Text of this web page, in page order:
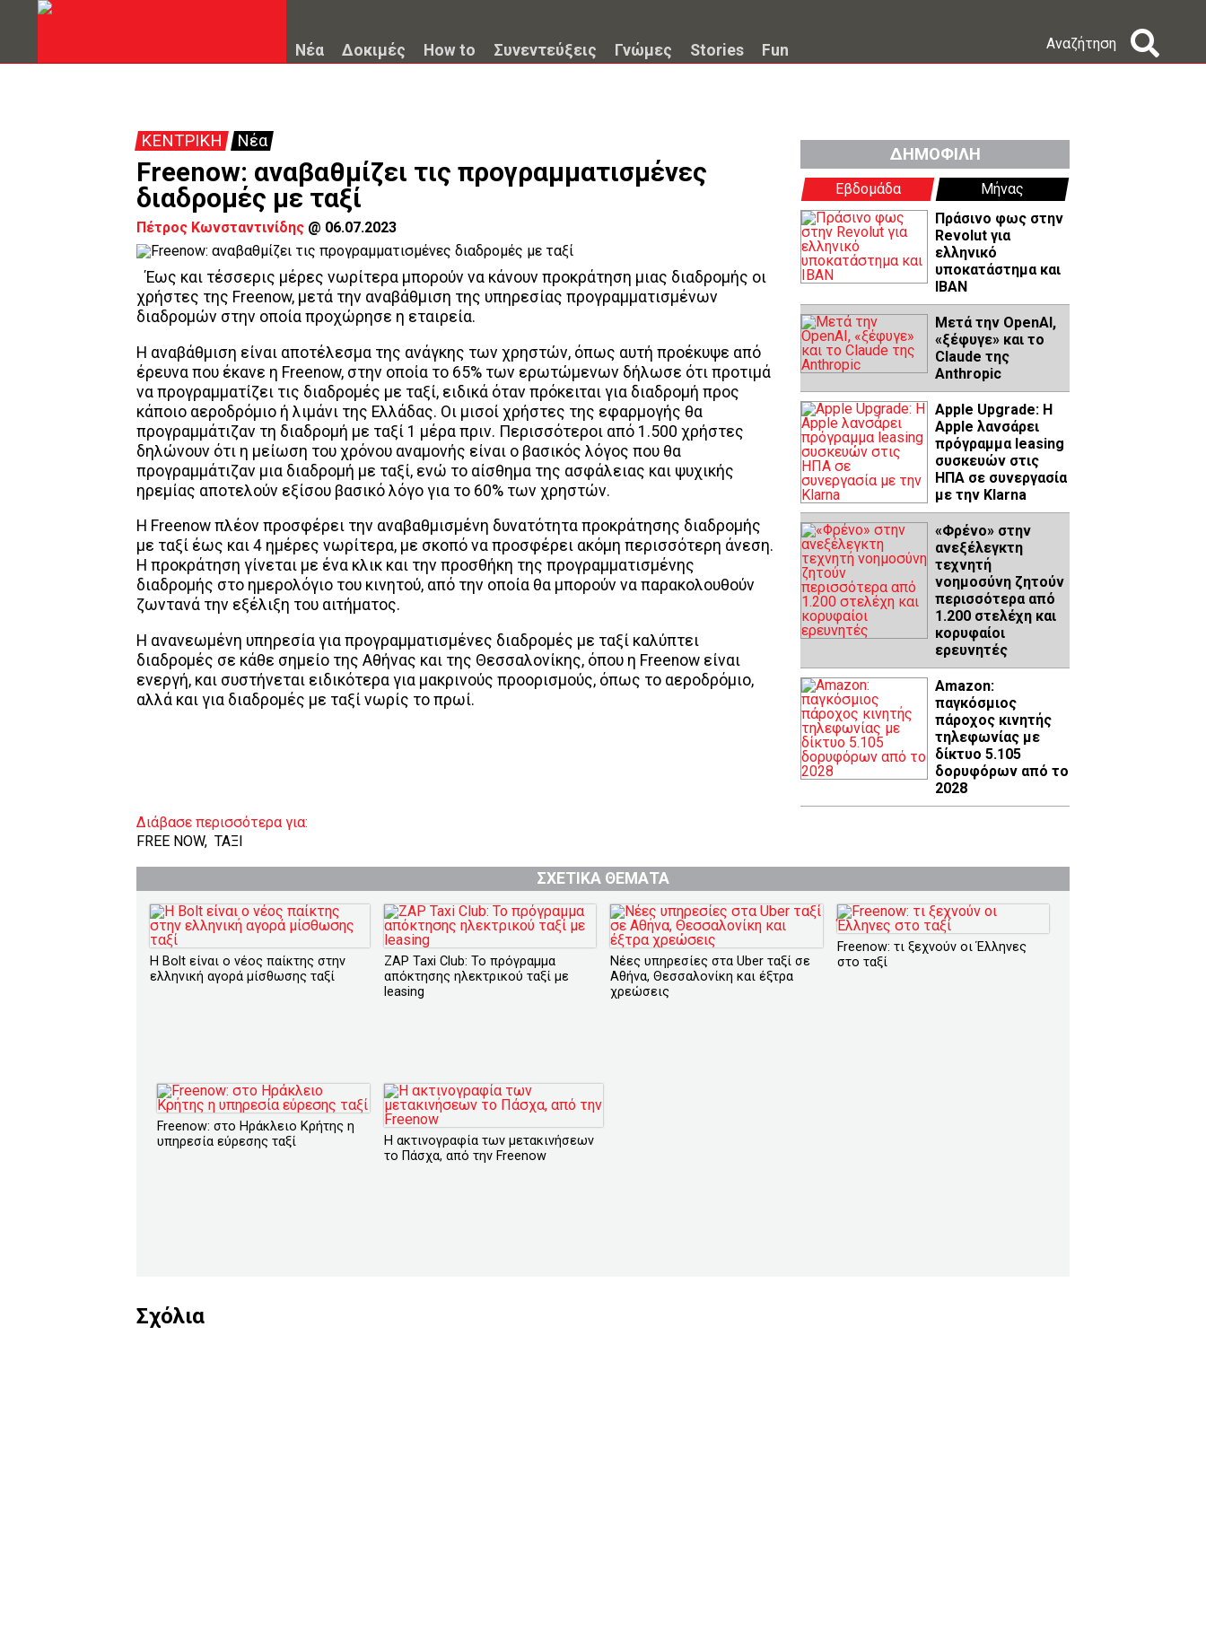
Νέα Δοκιμές How to Συνεντεύξεις Γνώμες Stories Fun Αναζήτηση
ΚΕΝΤΡΙΚΗ Νέα
Freenow: αναβαθμίζει τις προγραμματισμένες
διαδρομές με ταξί
Πέτρος Κωνσταντινίδης @ 06.07.2023
Έως και τέσσερις μέρες νωρίτερα μπορούν να κάνουν προκράτηση μιας διαδρομής οι
χρήστες της Freenow, μετά την αναβάθμιση της υπηρεσίας προγραμματισμένων
διαδρομών στην οποία προχώρησε η εταιρεία.
Η αναβάθμιση είναι αποτέλεσμα της ανάγκης των χρηστών, όπως αυτή προέκυψε από
έρευνα που έκανε η Freenow, στην οποία το 65% των ερωτώμενων δήλωσε ότι προτιμά
να προγραμματίζει τις διαδρομές με ταξί, ειδικά όταν πρόκειται για διαδρομή προς
κάποιο αεροδρόμιο ή λιμάνι της Ελλάδας. Οι μισοί χρήστες της εφαρμογής θα
προγραμμάτιζαν τη διαδρομή με ταξί 1 μέρα πριν. Περισσότεροι από 1.500 χρήστες
δηλώνουν ότι η μείωση του χρόνου αναμονής είναι ο βασικός λόγος που θα
προγραμμάτιζαν μια διαδρομή με ταξί, ενώ το αίσθημα της ασφάλειας και ψυχικής
ηρεμίας αποτελούν εξίσου βασικό λόγο για το 60% των χρηστών.
Η Freenow πλέον προσφέρει την αναβαθμισμένη δυνατότητα προκράτησης διαδρομής
με ταξί έως και 4 ημέρες νωρίτερα, με σκοπό να προσφέρει ακόμη περισσότερη άνεση.
H προκράτηση γίνεται με ένα κλικ και την προσθήκη της προγραμματισμένης
διαδρομής στο ημερολόγιο του κινητού, από την οποία θα μπορούν να παρακολουθούν
ζωντανά την εξέλιξη του αιτήματος.
Η ανανεωμένη υπηρεσία για προγραμματισμένες διαδρομές με ταξί καλύπτει
διαδρομές σε κάθε σημείο της Αθήνας και της Θεσσαλονίκης, όπου η Freenow είναι
ενεργή, και συστήνεται ειδικότερα για μακρινούς προορισμούς, όπως το αεροδρόμιο,
αλλά και για διαδρομές με ταξί νωρίς το πρωί.
ΔΗΜΟΦΙΛΗ
Εβδομάδα
Μήνας
Πράσινο φως στην
Revolut για
ελληνικό
υποκατάστημα και
IBAN
Μετά την OpenAI,
«ξέφυγε» και το
Claude της
Anthropic
Apple Upgrade: Η
Apple λανσάρει
πρόγραμμα leasing
συσκευών στις
ΗΠΑ σε συνεργασία
με την Klarna
«Φρένο» στην
ανεξέλεγκτη
τεχνητή
νοημοσύνη ζητούν
περισσότερα από
1.200 στελέχη και
κορυφαίοι
ερευνητές
Amazon:
παγκόσμιος
πάροχος κινητής
τηλεφωνίας με
δίκτυο 5.105
δορυφόρων από το
2028
Διάβασε περισσότερα για:
FREE NOW, ΤΑΞΙ
ΣΧΕΤΙΚΑ ΘΕΜΑΤΑ
Η Bolt είναι o νέος παίκτης στην
ελληνική αγορά μίσθωσης ταξί
ZAP Taxi Club: Το πρόγραμμα
απόκτησης ηλεκτρικού ταξί με
leasing
Νέες υπηρεσίες στα Uber ταξί σε
Αθήνα, Θεσσαλονίκη και έξτρα
χρεώσεις
Freenow: τι ξεχνούν οι Έλληνες
στο ταξί
Freenow: στο Ηράκλειο Κρήτης η
υπηρεσία εύρεσης ταξί
Η ακτινογραφία των μετακινήσεων
το Πάσχα, από την Freenow
Σχόλια